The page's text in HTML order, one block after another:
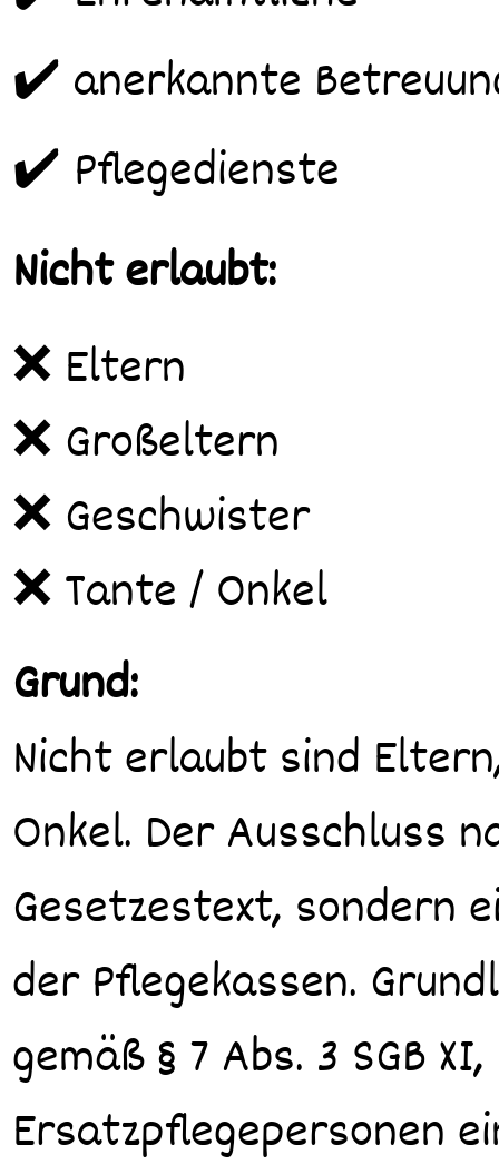
✔️ anerkannte
✔️ Pflegedienste
Nicht erlaubt:
❌ Eltern
❌ Großeltern
❌ Geschwister
❌ Tante / Onkel
Grund:
Nicht erlaubt sind
Onkel. Der Ausschluss
Gesetzestext, sondern
der Pflegekassen.
gemäß § 7 Abs. 3 SGB
Ersatzpflegepersonen